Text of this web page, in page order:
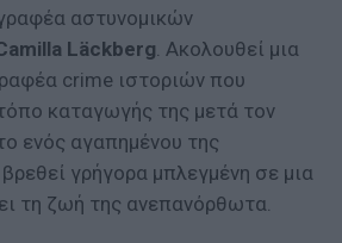
αστυνομικών
Läckberg. Ακολουθεί μια
crime ιστοριών που
καταγωγής της μετά τον
ενός αγαπημένου της
γρήγορα μπλεγμένη σε μια
τη ζωή της ανεπανόρθωτα.